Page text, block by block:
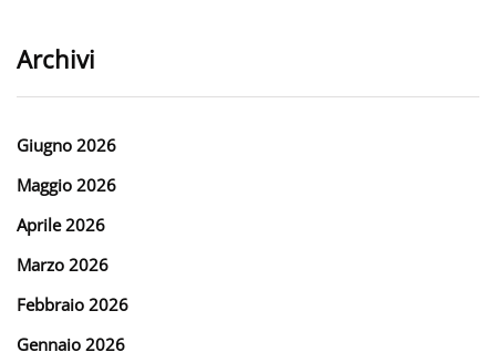
Archivi
Giugno 2026
Maggio 2026
Aprile 2026
Marzo 2026
Febbraio 2026
Gennaio 2026